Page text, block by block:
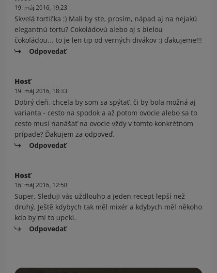
19. máj 2016, 19:23
Skvelá tortička :) Mali by ste, prosím, nápad aj na nejakú
elegantnú tortu? Cokoládovú alebo aj s bielou
čokoládou...-to je len tip od verných divákov :) ďakujeme!!!
Odpovedať
Hosť
19. máj 2016, 18:33
Dobrý deň, chcela by som sa spýtať, či by bola možná aj
varianta - cesto na spodok a až potom ovocie alebo sa to
cesto musí nanášať na ovocie vždy v tomto konkrétnom
prípade? Ďakujem za odpoveď.
Odpovedať
Hosť
16. máj 2016, 12:50
Super. Sleduji vás uždlouho a jeden recept lepší než
druhý. Ještě kdybych tak měl mixér a kdybych měl někoho
kdo by mi to upekl.
Odpovedať